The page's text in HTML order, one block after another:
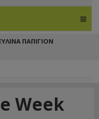
ΠΑΠΙΓΙΟΝ
Week